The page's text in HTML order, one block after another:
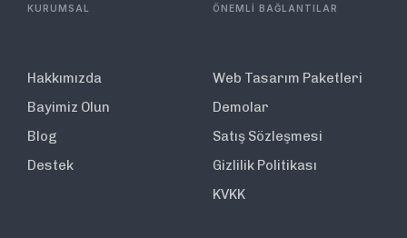
KURUMSAL
Hakkımızda
Bayimiz Olun
Blog
Destek
ÖNEMLİ BAĞLANTILAR
Web Tasarım Paketleri
Demolar
Satış Sözleşmesi
Gizlilik Politikası
KVKK